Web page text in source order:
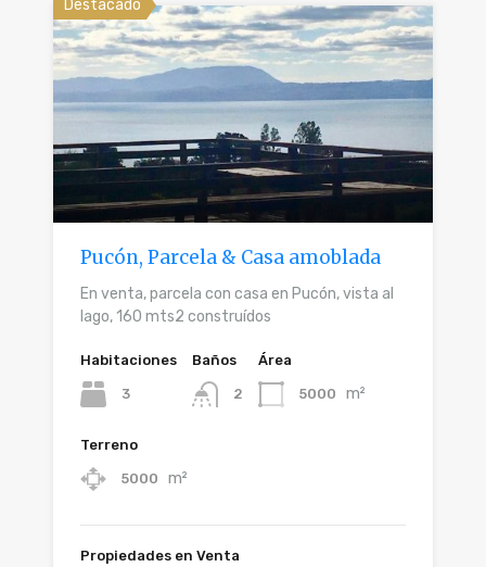
Destacado
Pucón, Parcela & Casa amoblada
En venta, parcela con casa en Pucón, vista al
lago, 160 mts2 construídos
Habitaciones
3
Baños
2
Área
5000 m²
Terreno
5000 m²
Propiedades en Venta